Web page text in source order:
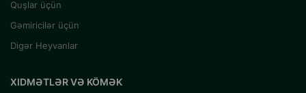
Yeni yemə keçid tədricən, 5–7 gün ərzində aparılmalıdır.
Pişiyin həmişə təmiz və təzə suya çıxışı olmalıdır.
Quşlar üçün
Gəmiricilər üçün
Digər Heyvanlar
XIDMƏTLƏR VƏ KÖMƏK